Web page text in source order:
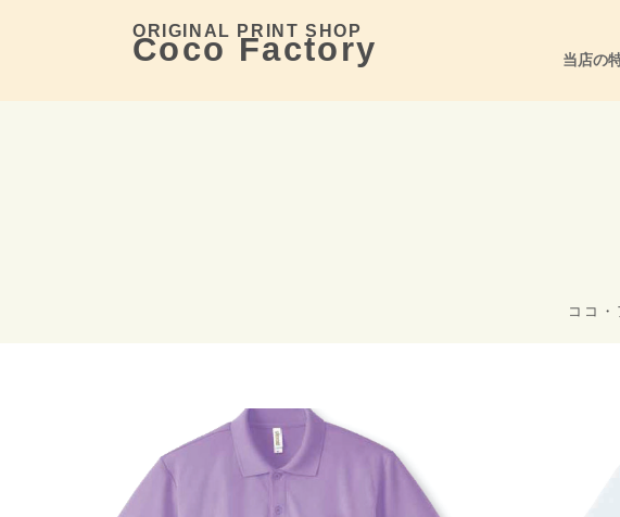
ORIGINAL PRINT SHOP
Coco Factory 当店の
ココ・